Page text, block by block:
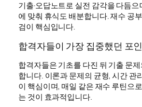
기출·오답노트로 실전 감각을 다듬
에 맞춰 휴식도 배분합니다. 재수 공
검이 핵심입니다.
합격자들이 가장 집중했던 포
합격자들은 기초를 다진 뒤 기출 문
합니다. 이론과 문제의 균형, 시간 관
이 핵심이며, 매일 같은 재수 루틴으
는 것이 효과적입니다.